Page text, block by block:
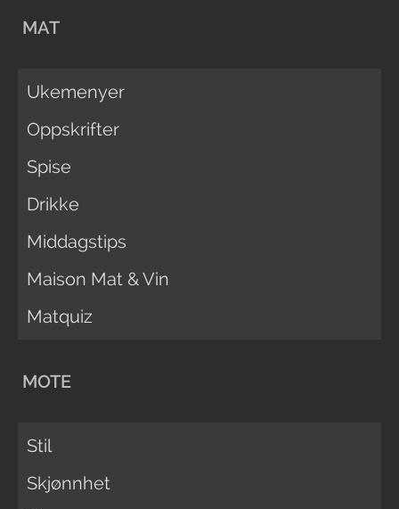
MAT
Ukemenyer
Oppskrifter
Spise
Drikke
Middagstips
Maison Mat & Vin
Matquiz
MOTE
Stil
Skjønnhet